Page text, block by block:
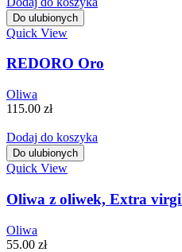
Do ulubionych
Quick View
REDORO Oro
Oliwa
115.00 zł
Dodaj do koszyka
Do ulubionych
Quick View
Oliwa z oliwek, Extra
Oliwa
55.00 zł